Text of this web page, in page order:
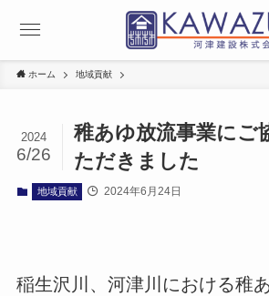
ホーム 地域貢献
稚あゆ放流事業にご
ただきました
2024
6/26
地域貢献 2024年6月24日
稲生沢川、河津川における稚